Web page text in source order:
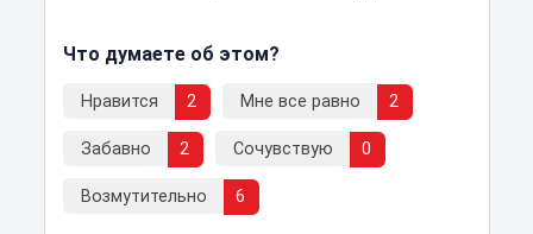
Что думаете об этом?
Нравится 2 Мне все равно 2
Забавно 2 Сочувствую 0
Возмутительно 6